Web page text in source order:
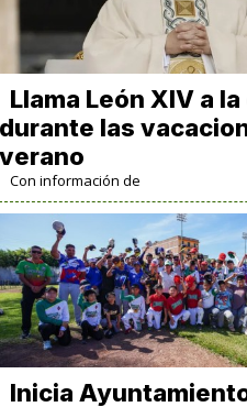
Llama León XIV a
durante las
verano
Con información de
Inicia